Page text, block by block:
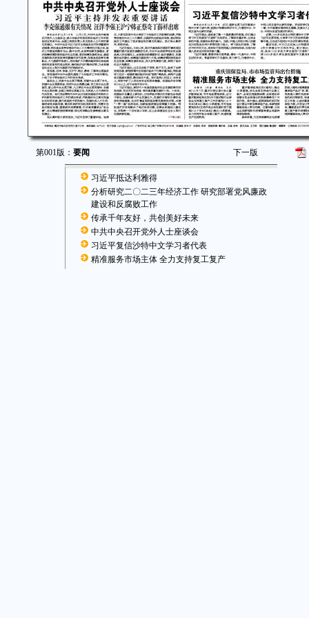
第001版： 要闻 下一版
习近平抵达利雅得
分析研究二〇二三年经济工作 研究部署党风廉政
建设和反腐败工作
传承千年友好，共创美好未来
中共中央召开党外人士座谈会
习近平复信沙特中文学习者代表
精准服务市场主体 全力支持复工复产